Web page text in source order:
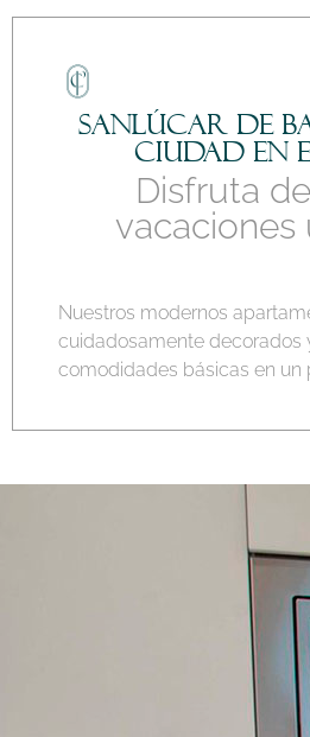
Sanlúcar de
Ciudad en
Disfruta
vacaciones
Nuestros modernos
cuidadosamente decorados
comodidades básicas en un